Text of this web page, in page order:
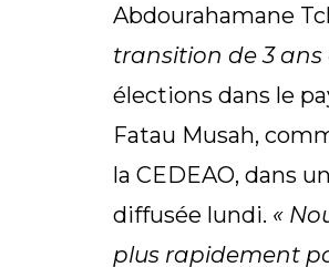
Abdourahamane
transition de 3
élections dans le
Fatau Musah,
la CEDEAO, dans
diffusée lundi. «
plus rapidement